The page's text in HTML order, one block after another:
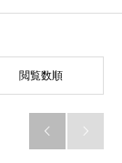
閲覧数順
 